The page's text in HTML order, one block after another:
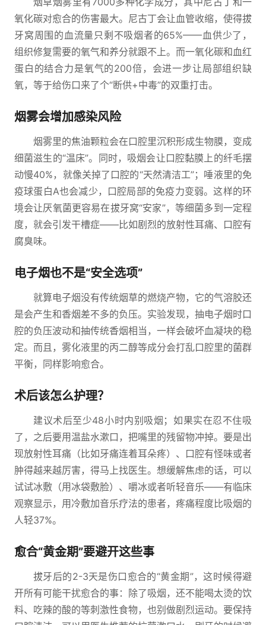
氧化碳对愈合的伤害最大。尼古丁会让血管收缩，使得拔
牙窝周围的血流量只剩不吸烟者的65%——血供少了，
组织修复需要的氧气和养分就跟不上。而一氧化碳和血红
蛋白的结合力是氧气的200倍，会进一步让局部组织缺
氧，等于给伤口来了个“断供+中毒”的双重打击。
烟雾会增加感染风险
烟雾里的焦油颗粒会在口腔里沉积形成生物膜，变成
细菌滋生的“温床”。同时，吸烟会让口腔黏膜上的纤毛摆
动慢40%，就像关掉了口腔的“天然清洁工”；唾液里的免
疫球蛋白A也会减少，口腔局部的免疫力变弱。这样的环
境会让厌氧菌更容易在拔牙窝“安家”，等细菌多到一定程
度，就会引发干槽症——比如剧烈的放射性耳痛、口腔有
腐臭味。
电子烟也不是“安全选项”
就算电子烟没有传统烟草的燃烧产物，它的气溶胶还
是会产生和香烟差不多的负压。实验发现，抽电子烟时口
腔的负压波动和抽传统香烟相当，一样会破坏血凝块的稳
定。而且，雾化液里的丙二醇等成分会打乱口腔里的菌群
平衡，同样影响愈合。
术后该怎么护理？
建议术后至少48小时内别吸烟；如果实在忍不住吸
了，之后要用温盐水漱口，把嘴里的残留物冲掉。要是出
现放射性耳痛（比如牙痛连着耳朵疼）、口腔有怪味或者
肿得越来越厉害，得马上找医生。想缓解焦虑的话，可以
试试冰敷（用冰袋敷脸）、嚼冰或者听轻音乐——有临床
观察显示，用冷敷加音乐疗法的患者，疼痛程度比吸烟的
人轻37%。
愈合“黄金期”要避开这些事
拔牙后的2-3天是伤口愈合的“黄金期”，这时候得避
开所有可能干扰愈合的事：除了吸烟，还不能喝太烫的饮
料、吃辣的酸的等刺激性食物，也别做剧烈运动。要保持